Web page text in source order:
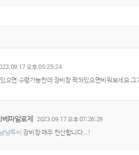
오후 05:25:24
으면 수령가능한데 장비창 꽉차있으면비워보세요 그
베파알로제 2023.09.17 오후 07:26:29
냥루비 장비창 매우 한산합니다...!